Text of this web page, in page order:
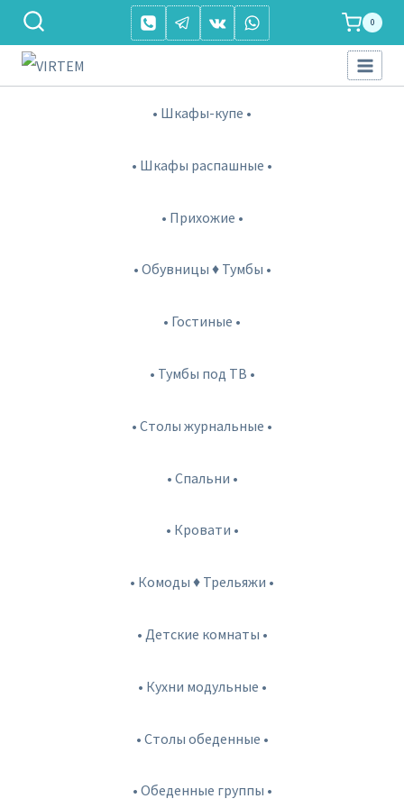
Перейти
к
содержимому
0
• Шкафы-купе •
• Шкафы распашные •
• Прихожие •
• Обувницы ♦ Тумбы •
• Гостиные •
• Тумбы под ТВ •
• Столы журнальные •
• Спальни •
• Кровати •
• Комоды ♦ Трельяжи •
• Детские комнаты •
• Кухни модульные •
• Столы обеденные •
• Обеденные группы •